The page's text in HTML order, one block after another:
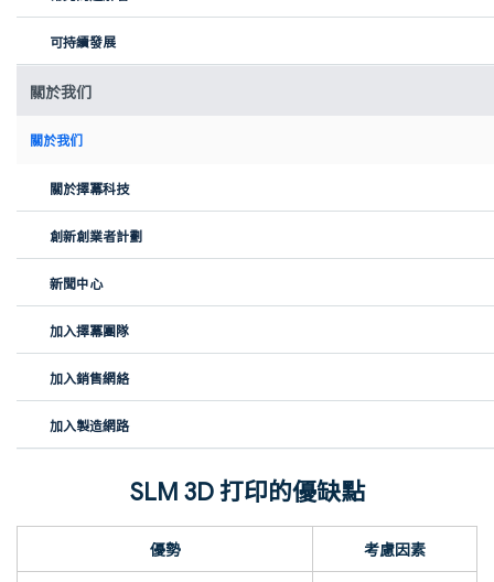
可持續發展
關於我们
關於我们
關於擇冪科技
創新創業者計劃
新聞中心
加入擇冪團隊
加入銷售網絡
加入製造網路
客戶訂製
如果你在IQE即時報價系統中選擇自訂表面處理，則需要
Xomtry擇冪科技的工程團隊手動審核，通常需要 1-2 個工作
天。
SLM 3D 打印的優缺點
優勢 考慮因素